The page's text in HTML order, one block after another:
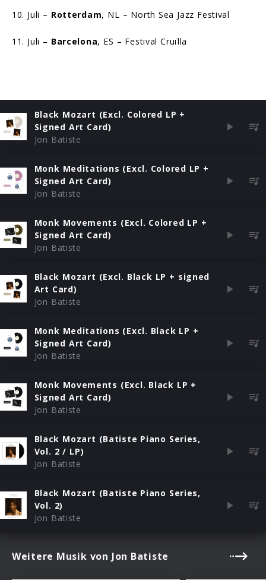
10. Juli – Rotterdam, NL – North Sea Jazz Festival
11. Juli – Barcelona, ES – Festival Cruïlla
Black Mozart (Excl. Colored LP +
Signed Art Card)
Jon Batiste
Monk Meditations (Excl. Colored LP +
Signed Art Card)
Jon Batiste
Monk Movements (Excl. Colored LP +
Signed Art Card)
Jon Batiste
Black Mozart (Excl. Black LP + signed
Art Card)
Jon Batiste
Monk Meditations (Excl. Black LP +
Signed Art Card)
Jon Batiste
Monk Movements (Excl. Black LP +
Signed Art Card)
Jon Batiste
Black Mozart (Batiste Piano Series,
Vol. 2 / LP)
Jon Batiste
Black Mozart (Batiste Piano Series,
Vol. 2)
Jon Batiste
Weitere Musik von Jon Batiste